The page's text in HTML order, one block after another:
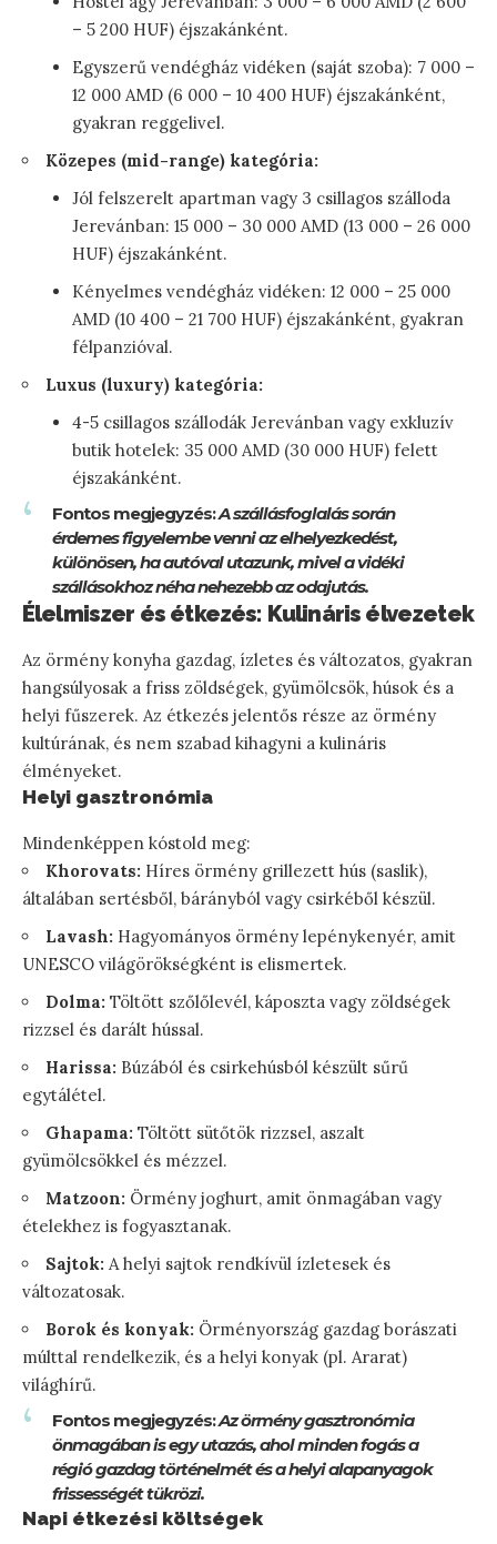
– 5 200 HUF) éjszakánként.
Egyszerű vendégház vidéken (saját szoba): 7 000 –
12 000 AMD (6 000 – 10 400 HUF) éjszakánként,
gyakran reggelivel.
Közepes (mid-range) kategória:
Jól felszerelt apartman vagy 3 csillagos szálloda
Jerevánban: 15 000 – 30 000 AMD (13 000 – 26 000
HUF) éjszakánként.
Kényelmes vendégház vidéken: 12 000 – 25 000
AMD (10 400 – 21 700 HUF) éjszakánként, gyakran
félpanzióval.
Luxus (luxury) kategória:
4-5 csillagos szállodák Jerevánban vagy exkluzív
butik hotelek: 35 000 AMD (30 000 HUF) felett
éjszakánként.
Fontos megjegyzés:A szállásfoglalás során
érdemes figyelembe venni az elhelyezkedést,
különösen, ha autóval utazunk, mivel a vidéki
szállásokhoz néha nehezebb az odajutás.
Élelmiszer és étkezés: Kulináris élvezetek
Az örmény konyha gazdag, ízletes és változatos, gyakran
hangsúlyosak a friss zöldségek, gyümölcsök, húsok és a
helyi fűszerek. Az étkezés jelentős része az örmény
kultúrának, és nem szabad kihagyni a kulináris
élményeket.
Helyi gasztronómia
Mindenképpen kóstold meg:
Khorovats: Híres örmény grillezett hús (saslik),
általában sertésből, bárányból vagy csirkéből készül.
Lavash: Hagyományos örmény lepénykenyér, amit
UNESCO világörökségként is elismertek.
Dolma: Töltött szőlőlevél, káposzta vagy zöldségek
rizzsel és darált hússal.
Harissa: Búzából és csirkehúsból készült sűrű
egytálétel.
Ghapama: Töltött sütőtök rizzsel, aszalt
gyümölcsökkel és mézzel.
Matzoon: Örmény joghurt, amit önmagában vagy
ételekhez is fogyasztanak.
Sajtok: A helyi sajtok rendkívül ízletesek és
változatosak.
Borok és konyak: Örményország gazdag borászati
múlttal rendelkezik, és a helyi konyak (pl. Ararat)
világhírű.
Fontos megjegyzés:Az örmény gasztronómia
önmagában is egy utazás, ahol minden fogás a
régió gazdag történelmét és a helyi alapanyagok
frissességét tükrözi.
Napi étkezési költségek